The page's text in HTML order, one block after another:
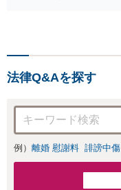
法律Q&Aを探す
例） 離婚 慰謝料 誹謗中傷